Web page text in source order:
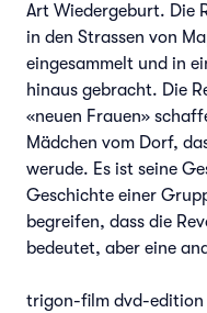
Art Wiedergeburt. Die
in den Strassen von
eingesammelt und in
hinaus gebracht. Die
«neuen Frauen»
Mädchen vom Dorf,
werude. Es ist seine
Geschichte einer
begreifen, dass die
bedeutet, aber eine
trigon-film dvd-edition